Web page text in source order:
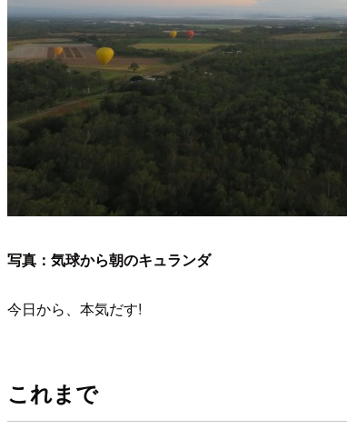
写真：気球から朝のキュランダ
今日から、本気だす!
これまで